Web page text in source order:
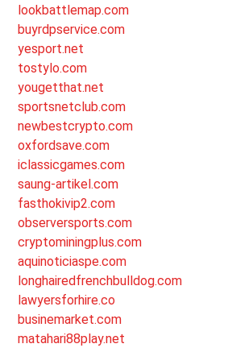
lookbattlemap.com
buyrdpservice.com
yesport.net
tostylo.com
yougetthat.net
sportsnetclub.com
newbestcrypto.com
oxfordsave.com
iclassicgames.com
saung-artikel.com
fasthokivip2.com
observersports.com
cryptominingplus.com
aquinoticiaspe.com
longhairedfrenchbulldog.com
lawyersforhire.co
businemarket.com
matahari88play.net